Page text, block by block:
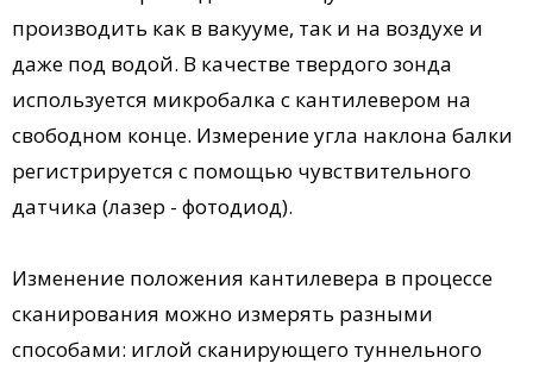
производить как в вакууме, так и на воздухе и
даже под водой. В качестве твердого зонда
используется микробалка с кантилевером на
свободном конце. Измерение угла наклона балки
регистрируется с помощью чувствительного
датчика (лазер - фотодиод).
Изменение положения кантилевера в процессе
сканирования можно измерять разными
способами: иглой сканирующего туннельного